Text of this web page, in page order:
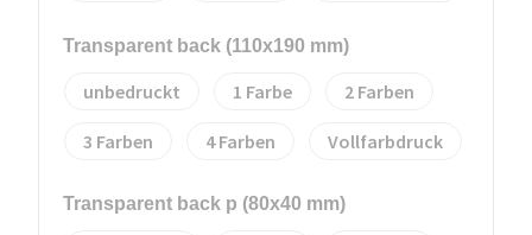
Transparent back (110x190 mm)
unbedruckt 1 2
3 4 Vollfarbdruck
Transparent back p (80x40 mm)